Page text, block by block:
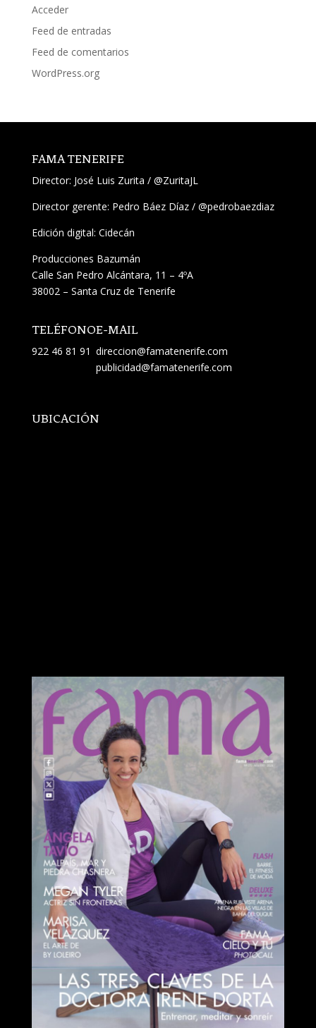
Acceder
Feed de entradas
Feed de comentarios
WordPress.org
FAMA TENERIFE
Director: José Luis Zurita / @ZuritaJL
Director gerente: Pedro Báez Díaz / @pedrobaezdiaz
Edición digital: Cidecán
Producciones Bazumán
Calle San Pedro Alcántara, 11 – 4ºA
38002 – Santa Cruz de Tenerife
TELÉFONO
922 46 81 91
E-MAIL
direccion@famatenerife.com
publicidad@famatenerife.com
UBICACIÓN